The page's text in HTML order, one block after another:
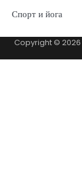
Спорт и йога
Copyright © 2026